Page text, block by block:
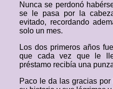
Nunca se perdonó
se le pasa por la
evitado, recordando
solo un mes.
Los dos primeros años
que cada vez que le
préstamo recibía una
Paco le da las gracias por